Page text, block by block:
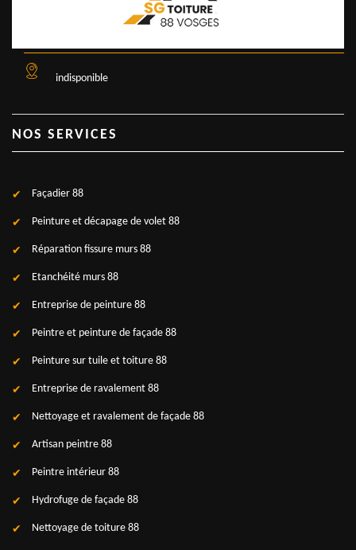
indisponible
NOS SERVICES
Façadier 88
Peinture et décapage de volet 88
Réparation fissure murs 88
Etanchéité murs 88
Entreprise de peinture 88
Peintre et peinture de façade 88
Peinture sur tuile et toiture 88
Entreprise de ravalement 88
Nettoyage et ravalement de façade 88
Artisan peintre 88
Peintre intérieur 88
Hydrofuge de façade 88
Nettoyage de toiture 88